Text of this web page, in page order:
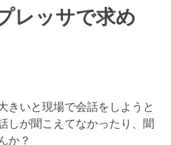
レッサで求め
きいと現場で会話をしようと
しが聞こえてなかったり、聞
か？